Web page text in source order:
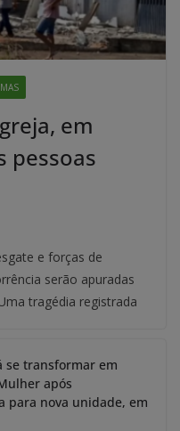
em
pessoas
e forças de
serão apuradas
tragédia registrada
se transformar em
após
para nova unidade, em